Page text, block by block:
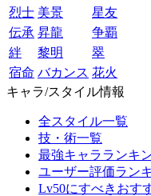
烈士 美景
星友
伝承 昇龍
争覇
絆
黎明
翠
宿命 バカンス 花火
キャラ/スタイル情報
全スタイル一覧
技・術一覧
最強キャラランキ
ユーザー評価ラン
Lv50にすべきおす